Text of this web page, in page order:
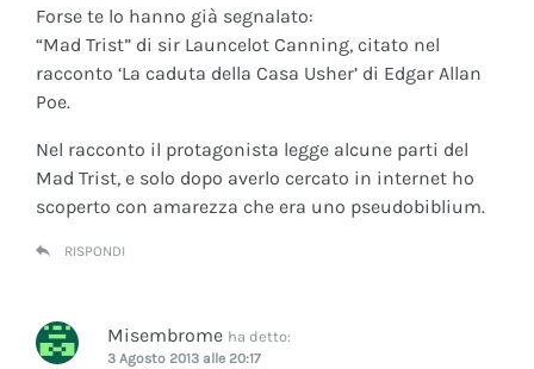
Forse te lo hanno già segnalato:
“Mad Trist” di sir Launcelot Canning, citato nel
racconto ‘La caduta della Casa Usher’ di Edgar Allan
Poe.
Nel racconto il protagonista legge alcune parti del
Mad Trist, e solo dopo averlo cercato in internet ho
scoperto con amarezza che era uno pseudobiblium.
RISPONDI
Misembrome ha detto:
3 Agosto 2013 alle 20:17